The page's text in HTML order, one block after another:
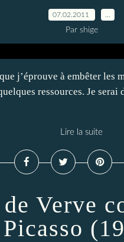
07.02.2011
Par shige
j’éprouve à embêter les
ressources. Je serai
Lire la suite
Verve
Picasso